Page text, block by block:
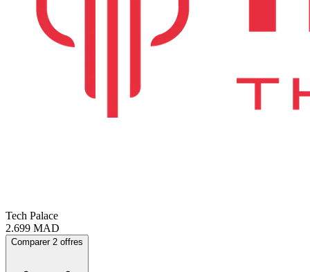
Tech Palace
2.699 MAD
Comparer 2 offres